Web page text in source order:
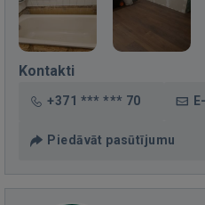
Kontakti
+371 *** *** 70
Piedāvāt pasūtījumu